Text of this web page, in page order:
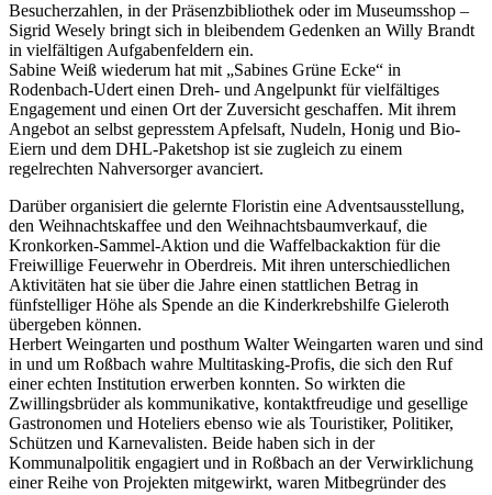
Besucherzahlen, in der Präsenzbibliothek oder im Museumsshop –
Sigrid Wesely bringt sich in bleibendem Gedenken an Willy Brandt
in vielfältigen Aufgabenfeldern ein.
Sabine Weiß wiederum hat mit „Sabines Grüne Ecke“ in
Rodenbach-Udert einen Dreh- und Angelpunkt für vielfältiges
Engagement und einen Ort der Zuversicht geschaffen. Mit ihrem
Angebot an selbst gepresstem Apfelsaft, Nudeln, Honig und Bio-
Eiern und dem DHL-Paketshop ist sie zugleich zu einem
regelrechten Nahversorger avanciert.
Darüber organisiert die gelernte Floristin eine Adventsausstellung,
den Weihnachtskaffee und den Weihnachtsbaumverkauf, die
Kronkorken-Sammel-Aktion und die Waffelbackaktion für die
Freiwillige Feuerwehr in Oberdreis. Mit ihren unterschiedlichen
Aktivitäten hat sie über die Jahre einen stattlichen Betrag in
fünfstelliger Höhe als Spende an die Kinderkrebshilfe Gieleroth
übergeben können.
Herbert Weingarten und posthum Walter Weingarten waren und sind
in und um Roßbach wahre Multitasking-Profis, die sich den Ruf
einer echten Institution erwerben konnten. So wirkten die
Zwillingsbrüder als kommunikative, kontaktfreudige und gesellige
Gastronomen und Hoteliers ebenso wie als Touristiker, Politiker,
Schützen und Karnevalisten. Beide haben sich in der
Kommunalpolitik engagiert und in Roßbach an der Verwirklichung
einer Reihe von Projekten mitgewirkt, waren Mitbegründer des